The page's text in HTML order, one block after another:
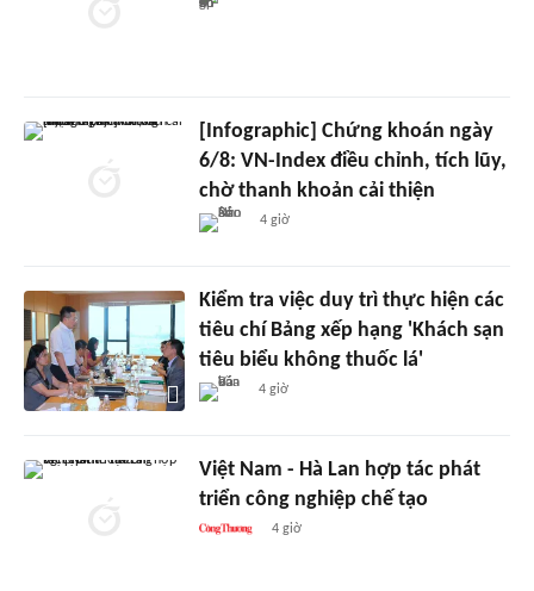
[Infographic] Chứng khoán ngày
6/8: VN-Index điều chỉnh, tích lũy,
chờ thanh khoản cải thiện
4 giờ
Kiểm tra việc duy trì thực hiện các
tiêu chí Bảng xếp hạng 'Khách sạn
tiêu biểu không thuốc lá'
4 giờ
Việt Nam - Hà Lan hợp tác phát
triển công nghiệp chế tạo
4 giờ